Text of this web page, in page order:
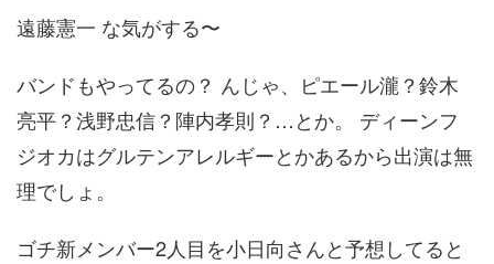
遠藤憲一 な気がする〜
バンドもやってるの？ んじゃ、ピエール瀧？鈴木
亮平？浅野忠信？陣内孝則？…とか。 ディーンフ
ジオカはグルテンアレルギーとかあるから出演は無
理でしょ。
ゴチ新メンバー2人目を小日向さんと予想してると